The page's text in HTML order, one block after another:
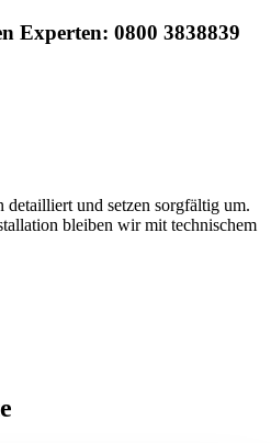
Experten: 0800 3838839
detailliert und setzen sorgfältig um.
bleiben wir mit technischem